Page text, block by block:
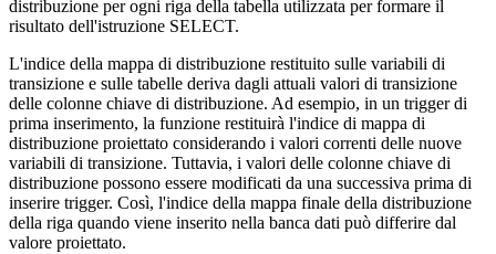
distribuzione per ogni riga della tabella utilizzata per formare il
risultato dell'istruzione SELECT.
L'indice della mappa di distribuzione restituito sulle variabili di
transizione e sulle tabelle deriva dagli attuali valori di transizione
delle colonne chiave di distribuzione. Ad esempio, in un trigger di
prima inserimento, la funzione restituirà l'indice di mappa di
distribuzione proiettato considerando i valori correnti delle nuove
variabili di transizione. Tuttavia, i valori delle colonne chiave di
distribuzione possono essere modificati da una successiva prima di
inserire trigger. Così, l'indice della mappa finale della distribuzione
della riga quando viene inserito nella banca dati può differire dal
valore proiettato.